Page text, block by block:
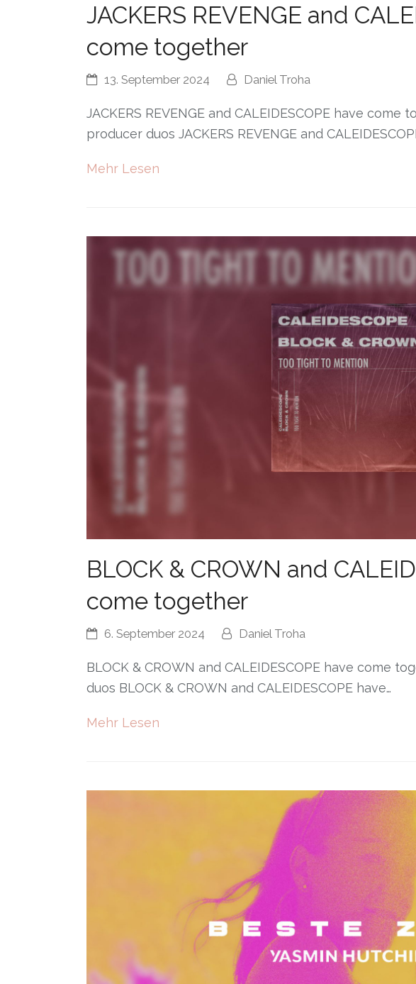
JACKERS REVENGE and
come together
13. September 2024 Daniel Troha
JACKERS REVENGE and CALEIDESCOPE have
producer duos JACKERS REVENGE and
Mehr Lesen
BLOCK & CROWN and
come together
6. September 2024 Daniel Troha
BLOCK & CROWN and CALEIDESCOPE have come
duos BLOCK & CROWN and CALEIDESCOPE have…
Mehr Lesen